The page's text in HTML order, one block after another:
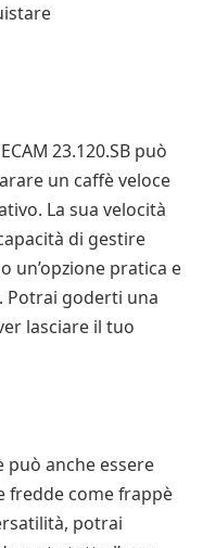
23.120.SB può
un caffè veloce
La sua velocità
di gestire
un’opzione pratica e
Potrai goderti una
lasciare il tuo
può anche essere
fredde come frappè
potrai